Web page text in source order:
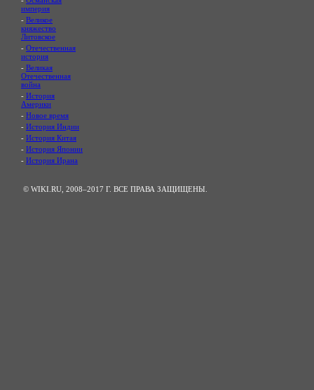
империя
- Великое
княжество
Литовское
- Отечественная
история
- Великая
Отечественная
война
- История
Америки
- Новое время
- История Индии
- История Китая
- История Японии
- История Ирана
© WIKI.RU, 2008–2017 Г. ВСЕ ПРАВА ЗАЩИЩЕНЫ.